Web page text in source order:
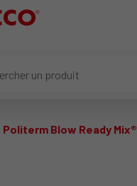
Politerm Blow Ready Mix®